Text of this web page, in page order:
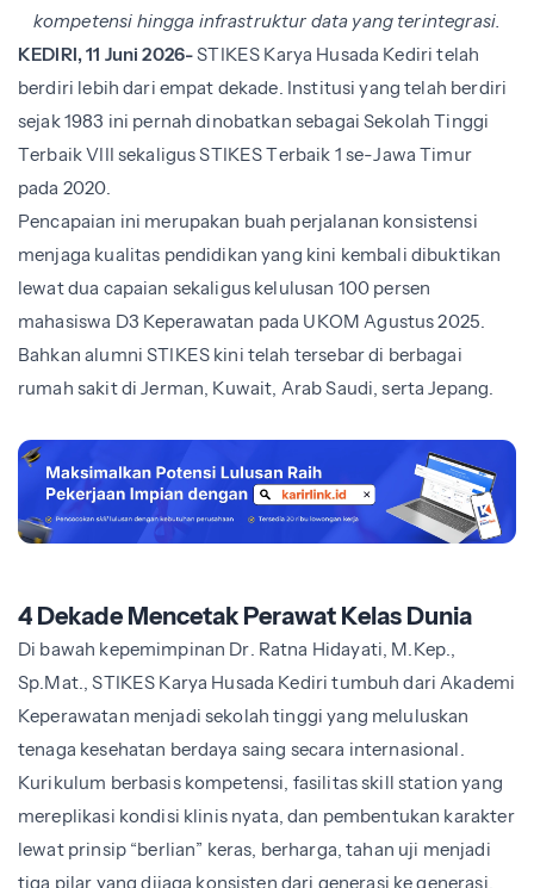
kompetensi hingga infrastruktur data yang terintegrasi.
KEDIRI, 11 Juni 2026-STIKES Karya Husada Kediri telah
berdiri lebih dari empat dekade. Institusi yang telah berdiri
sejak 1983 ini pernah dinobatkan sebagai Sekolah Tinggi
Terbaik VIII sekaligus STIKES Terbaik 1 se-Jawa Timur
pada 2020.
Pencapaian ini merupakan buah perjalanan konsistensi
menjaga kualitas pendidikan yang kini kembali dibuktikan
lewat dua capaian sekaligus kelulusan 100 persen
mahasiswa D3 Keperawatan pada UKOM Agustus 2025.
Bahkan alumni STIKES kini telah tersebar di berbagai
rumah sakit di Jerman, Kuwait, Arab Saudi, serta Jepang.
4 Dekade Mencetak Perawat Kelas Dunia
Di bawah kepemimpinan Dr. Ratna Hidayati, M.Kep.,
Sp.Mat., STIKES Karya Husada Kediri tumbuh dari Akademi
Keperawatan menjadi sekolah tinggi yang meluluskan
tenaga kesehatan berdaya saing secara internasional.
Kurikulum berbasis kompetensi, fasilitas skill station yang
mereplikasi kondisi klinis nyata, dan pembentukan karakter
lewat prinsip “berlian” keras, berharga, tahan uji menjadi
tiga pilar yang dijaga konsisten dari generasi ke generasi.